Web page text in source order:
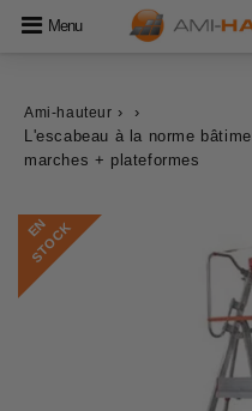
Menu
Ami-hauteur ›
›
L'escabeau à la norme
marches + plateformes
E
N
S
T
O
C
K